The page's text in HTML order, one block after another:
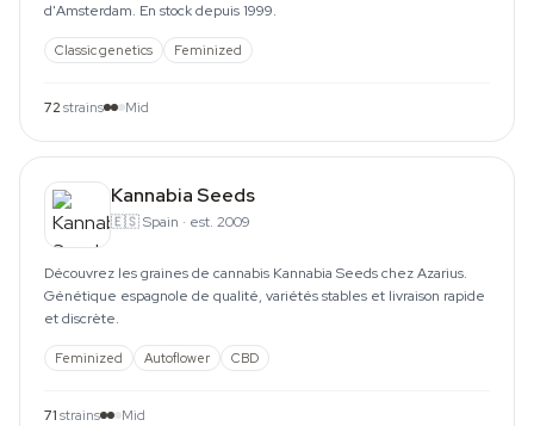
d'Amsterdam. En stock depuis 1999.
Classic genetics Feminized
72 strains Mid
Kannabia Seeds
🇪🇸Spain · est. 2009
Découvrez les graines de cannabis Kannabia Seeds chez Azarius.
Génétique espagnole de qualité, variétés stables et livraison rapide
et discrète.
Feminized Autoflower CBD
71 strains Mid